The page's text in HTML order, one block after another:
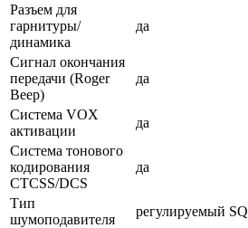
Разъем для
гарнитуры/
динамика
да
Сигнал окончания
передачи (Roger
Beep)
да
Система VOX
активации
да
Система тонового
кодирования
CTCSS/DCS
да
Тип
шумоподавителя
регулируемый SQ